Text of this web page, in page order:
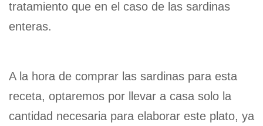
tratamiento que en el caso de las sardinas
enteras.
A la hora de comprar las sardinas para esta
receta, optaremos por llevar a casa solo la
cantidad necesaria para elaborar este plato, ya